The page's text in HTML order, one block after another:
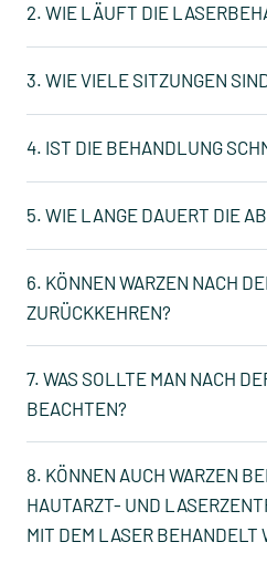
2. WIE LÄUFT DIE
3. WIE VIELE SITZUNGEN
4. IST DIE BEHANDLUNG
5. WIE LANGE DAUERT DIE
6. KÖNNEN WARZEN NACH
ZURÜCKKEHREN?
7. WAS SOLLTE MAN NACH
BEACHTEN?
8. KÖNNEN AUCH WARZEN
HAUTARZT- UND
MIT DEM LASER BEHANDELT